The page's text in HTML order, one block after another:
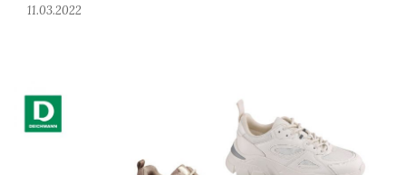
11.03.2022